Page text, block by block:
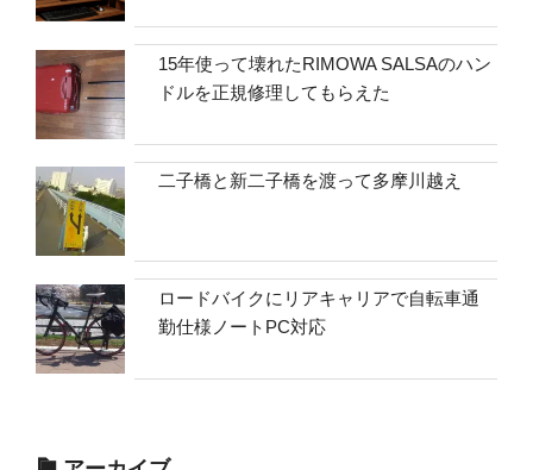
15年使って壊れたRIMOWA SALSAのハン
ドルを正規修理してもらえた
二子橋と新二子橋を渡って多摩川越え
ロードバイクにリアキャリアで自転車通
勤仕様ノートPC対応